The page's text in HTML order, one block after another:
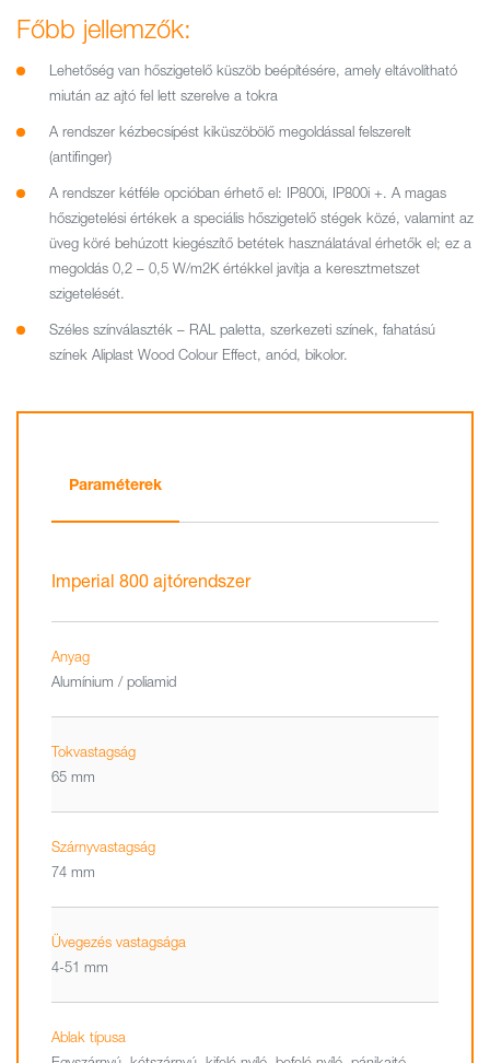
Főbb jellemzők:
Lehetőség van hőszigetelő küszöb beépítésére, amely eltávolítható
miután az ajtó fel lett szerelve a tokra
A rendszer kézbecsípést kiküszöbölő megoldással felszerelt
(antifinger)
A rendszer kétféle opcióban érhető el: IP800i, IP800i +. A magas
hőszigetelési értékek a speciális hőszigetelő stégek közé, valamint az
üveg köré behúzott kiegészítő betétek használatával érhetők el; ez a
megoldás 0,2 – 0,5 W/m2K értékkel javítja a keresztmetszet
szigetelését.
Széles színválaszték – RAL paletta, szerkezeti színek, fahatású
színek Aliplast Wood Colour Effect, anód, bikolor.
Paraméterek
Imperial 800 ajtórendszer
Anyag
Alumínium / poliamid
Tokvastagság
65 mm
Szárnyvastagság
74 mm
Üvegezés vastagsága
4-51 mm
Ablak típusa